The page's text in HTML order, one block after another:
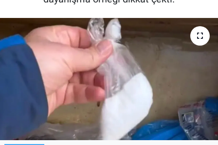
FUTBOL
ALT LIGLER
TV VE SİNEMA
BASKETBOL
SAĞLIK
GENEL